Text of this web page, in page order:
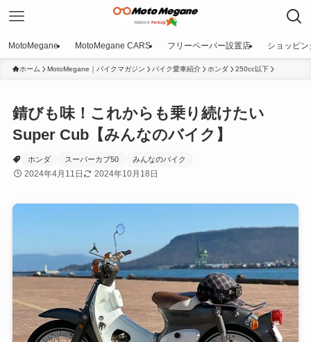
MotoMegane MotoMegane CARS フリーペーパー設置店 ショッピン
ホーム MotoMegane｜バイクマガジン バイク愛車紹介 ホンダ 250cc以下
錆びも味！これからも乗り続けたい
Super Cub【みんなのバイク】
ホンダ スーパーカブ50 みんなのバイク
2024年4月11日 2024年10月18日